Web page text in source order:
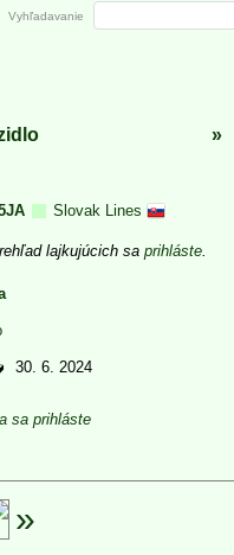
»
Slovak Lines
lajkujúcich sa prihláste
30. 6. 2024
sa prihláste
Vyhľadavanie